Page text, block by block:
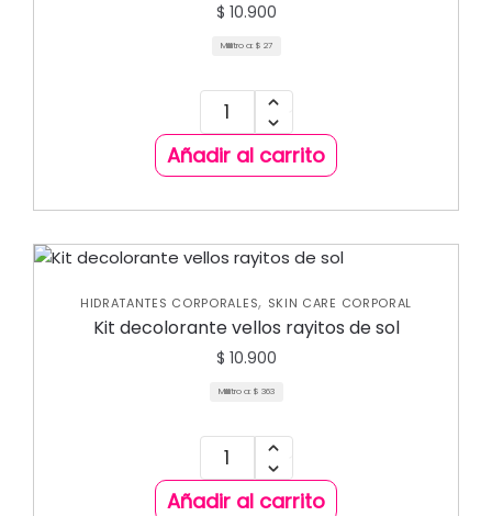
$ 10.900
Mililitro a: $ 27
Añadir al carrito
HIDRATANTES CORPORALES, SKIN CARE CORPORAL
Kit decolorante vellos rayitos de sol
$ 10.900
Mililitro a: $ 363
Añadir al carrito